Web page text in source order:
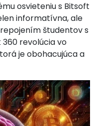
osvieteniu s Bitsoft
informatívna, ale
študentov s
revolúcia vo
je obohacujúca a